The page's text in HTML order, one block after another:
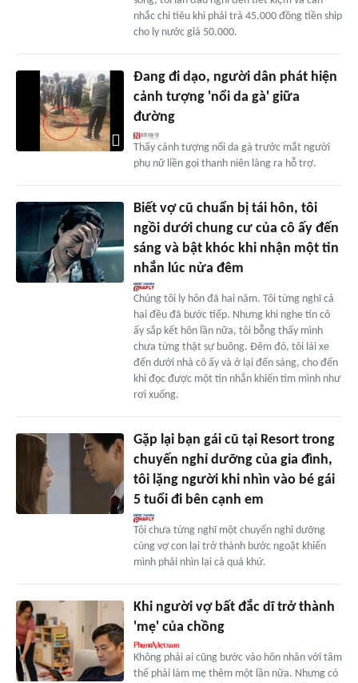
nhắc chi tiêu khi phải trả 45.000 đồng tiền ship
cho ly nước giá 50.000.
Đang đi dạo, người dân phát hiện
cảnh tượng 'nổi da gà' giữa
đường
Thấy cảnh tượng nổi da gà trước mắt người
phụ nữ liền gọi thanh niên làng ra hỗ trợ.
Biết vợ cũ chuẩn bị tái hôn, tôi
ngồi dưới chung cư của cô ấy đến
sáng và bật khóc khi nhận một tin
nhắn lúc nửa đêm
Chúng tôi ly hôn đã hai năm. Tôi từng nghĩ cả
hai đều đã bước tiếp. Nhưng khi nghe tin cô
ấy sắp kết hôn lần nữa, tôi bỗng thấy mình
chưa từng thật sự buông. Đêm đó, tôi lái xe
đến dưới nhà cô ấy và ở lại đến sáng, cho đến
khi đọc được một tin nhắn khiến tim mình như
rơi xuống.
Gặp lại bạn gái cũ tại Resort trong
chuyến nghỉ dưỡng của gia đình,
tôi lặng người khi nhìn vào bé gái
5 tuổi đi bên cạnh em
Tôi chưa từng nghĩ một chuyến nghỉ dưỡng
cùng vợ con lại trở thành bước ngoặt khiến
mình phải nhìn lại cả quá khứ.
Khi người vợ bất đắc dĩ trở thành
'mẹ' của chồng
Không phải ai cũng bước vào hôn nhân với tâm
thế phải làm mẹ thêm một lần nữa. Nhưng có